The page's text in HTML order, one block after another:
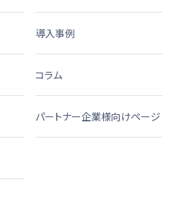
導入事例
コラム
パートナー企業様向けページ